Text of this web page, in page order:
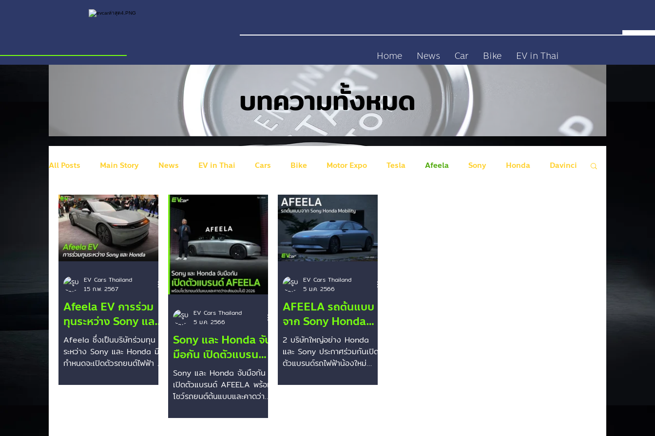
Home News Car Bike EV in Thai
บทความทั้งหมด
All Posts Main Story News EV in Thai Cars Bike Motor Expo Tesla Afeela Sony Honda Davinci
BYD Ram HiPhi Z Volkswagen Australian
Smart Mini Cooper Rivian Dodge Polestar Lexus Cadillac
Afeela EV การร่วม
ทุนระหว่าง Sony และ
Honda
Afeela ซึ่งเป็นบริษัทร่วมทุน
ระหว่าง Sony และ Honda มี
กำหนดจะเปิดตัวรถยนต์ไฟฟ้า 3
หมายที่จะแข่งขันกับ Tesla...
EV Cars Thailand
15 ก.พ. 2567
Sony และ Honda จับ
มือกัน เปิดตัวแบรนด์
AFEELA
Sony และ Honda จับมือกัน
เปิดตัวแบรนด์ AFEELA พร้อม
โชว์รถยนต์ต้นแบบและคาดว่าจะ
ใหญ่อย่าง Honda และ
EV Cars Thailand
5 ม.ค. 2566
AFEELA รถต้นแบบ
จาก Sony Honda
Mobility
2 บริษัทใหญ่อย่าง Honda
และ Sony ประกาศร่วมกันเปิด
ตัวแบรนด์รถไฟฟ้าน้องใหม่
ต้นแบบมาให้เพื่อนๆ รับชมกัน...
EV Cars Thailand
5 ม.ค. 2566